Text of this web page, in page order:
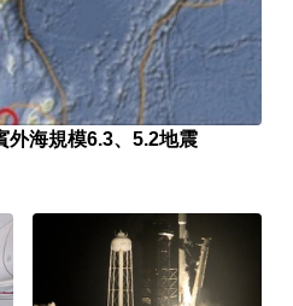
外海規模6.3、5.2地震